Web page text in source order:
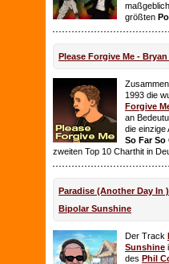
größten
Please Forgive Me -
1993 die
Forgive
an
die einzige
So Far So
zweiten Top 10 Charthit in
Paradise (Another Day In
Bipolar Sunshine
Der Track
Sunshine
des Phil